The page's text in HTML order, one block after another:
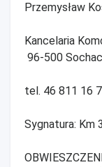
Przemysław
Kancelaria
96-500
tel. 46 811 16
Sygnatura: Km